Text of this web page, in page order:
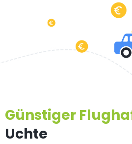
Günstiger
Uchte